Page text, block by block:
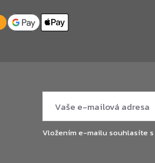
Vložením e-mailu souhlasíte s